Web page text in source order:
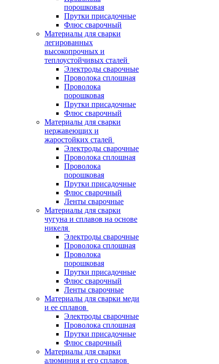
порошковая
Прутки присадочные
Флюс сварочный
Материалы для сварки
легированных
высокопрочных и
теплоустойчивых сталей
Электроды сварочные
Проволока сплошная
Проволока
порошковая
Прутки присадочные
Флюс сварочный
Материалы для сварки
нержавеющих и
жаростойких сталей
Электроды сварочные
Проволока сплошная
Проволока
порошковая
Прутки присадочные
Флюс сварочный
Ленты сварочные
Материалы для сварки
чугуна и сплавов на основе
никеля
Электроды сварочные
Проволока сплошная
Проволока
порошковая
Прутки присадочные
Флюс сварочный
Ленты сварочные
Материалы для сварки меди
и ее сплавов
Электроды сварочные
Проволока сплошная
Прутки присадочные
Флюс сварочный
Материалы для сварки
алюминия и его сплавов